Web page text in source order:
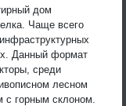
дом
Чаще всего
Данный формат
среди
лесном
с горным склоном.